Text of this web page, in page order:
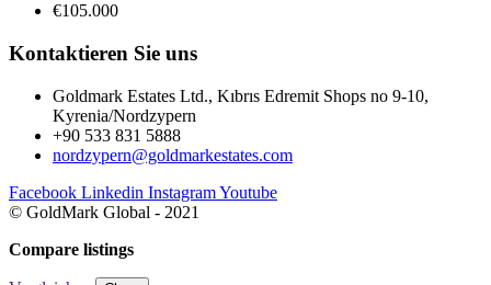
€105.000
Kontaktieren Sie uns
Goldmark Estates Ltd., Kıbrıs Edremit Shops no 9-10,
Kyrenia/Nordzypern
+90 533 831 5888
nordzypern@goldmarkestates.com
Facebook Linkedin InstagramYoutube
© GoldMark Global - 2021
Compare listings